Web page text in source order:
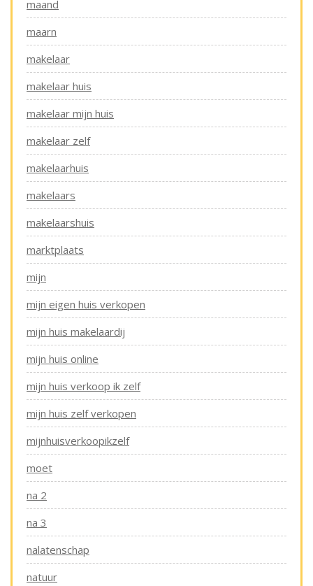
maand
maarn
makelaar
makelaar huis
makelaar mijn huis
makelaar zelf
makelaarhuis
makelaars
makelaarshuis
marktplaats
mijn
mijn eigen huis verkopen
mijn huis makelaardij
mijn huis online
mijn huis verkoop ik zelf
mijn huis zelf verkopen
mijnhuisverkoopikzelf
moet
na 2
na 3
nalatenschap
natuur